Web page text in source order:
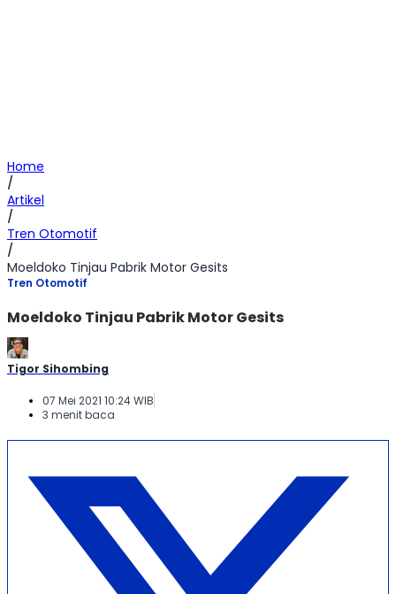
Home
/
Artikel
/
Tren Otomotif
/
Moeldoko Tinjau Pabrik Motor Gesits
Tren Otomotif
Moeldoko Tinjau Pabrik Motor Gesits
Tigor Sihombing
07 Mei 2021 10:24 WIB
3 menit baca